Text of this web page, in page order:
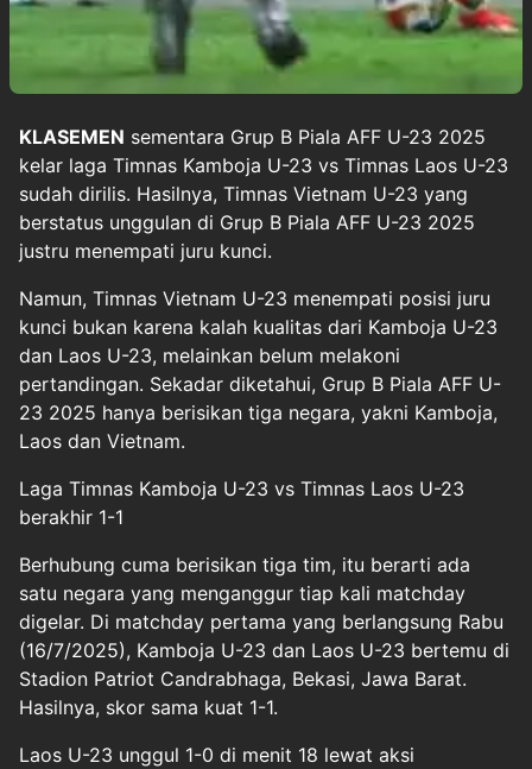
KLASEMEN sementara Grup B Piala AFF U-23 2025
kelar laga Timnas Kamboja U-23 vs Timnas Laos U-23
sudah dirilis. Hasilnya, Timnas Vietnam U-23 yang
berstatus unggulan di Grup B Piala AFF U-23 2025
justru menempati juru kunci.
Namun, Timnas Vietnam U-23 menempati posisi juru
kunci bukan karena kalah kualitas dari Kamboja U-23
dan Laos U-23, melainkan belum melakoni
pertandingan. Sekadar diketahui, Grup B Piala AFF U-
23 2025 hanya berisikan tiga negara, yakni Kamboja,
Laos dan Vietnam.
Laga Timnas Kamboja U-23 vs Timnas Laos U-23
berakhir 1-1
Berhubung cuma berisikan tiga tim, itu berarti ada
satu negara yang menganggur tiap kali matchday
digelar. Di matchday pertama yang berlangsung Rabu
(16/7/2025), Kamboja U-23 dan Laos U-23 bertemu di
Stadion Patriot Candrabhaga, Bekasi, Jawa Barat.
Hasilnya, skor sama kuat 1-1.
Laos U-23 unggul 1-0 di menit 18 lewat aksi